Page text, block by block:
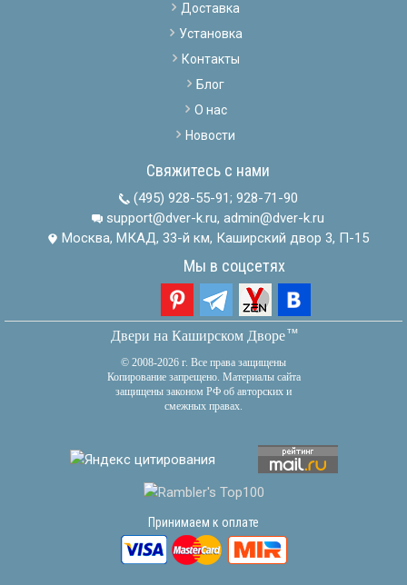
Доставка
Установка
Контакты
Блог
О нас
Новости
Свяжитесь с нами
(495) 928-55-91; 928-71-90
support@dver-k.ru, admin@dver-k.ru
Москва, МКАД, 33-й км, Каширский двор 3, П-15
Мы в соцсетях
Двери на Каширском Дворетм
© 2008-2026 г. Все права защищены
Копирование запрещено. Материалы сайта
защищены законом РФ об авторских и
смежных правах.
Принимаем к оплате